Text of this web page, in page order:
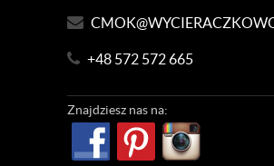
+48 572 572 665
Znajdziesz nas na: